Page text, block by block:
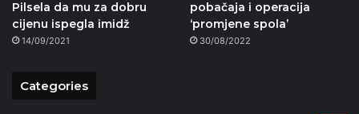
Pilsela da mu za dobru
cijenu ispegla imidž
14/09/2021
pobačaja i operacija
‘promjene spola’
30/08/2022
Categories